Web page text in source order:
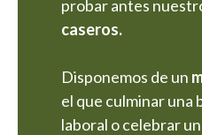
probar antes
caseros.
Disponemos de un
el que culminar una
laboral o celebrar